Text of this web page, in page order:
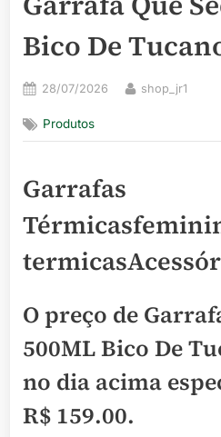
Bico De
Posted
28/07/2026 By
shop_jr1
Produtos
Garrafas
O preço de
500ML Bico De
no dia acima
R$ 159.00.